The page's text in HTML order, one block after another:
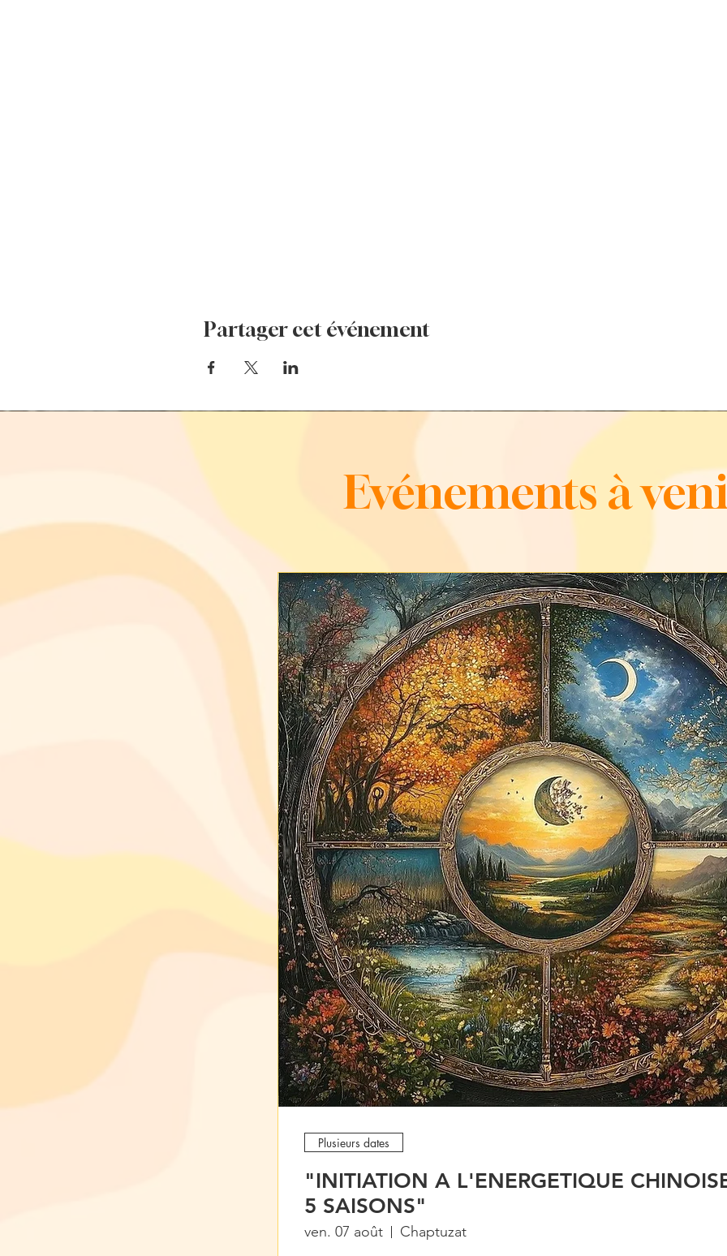
Partager cet événement
Evénements à
Plusieurs dates
"INITIATION A L'ENERGETIQUE
5 SAISONS"
ven. 07 août Chaptuzat